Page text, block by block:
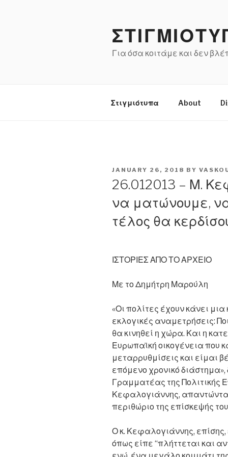
Για όσα κοιτάμε και δεν
Στιγμιότυπα About
POSTED
JANUARY 26, 2018 BY
26.012013 – Μ.
να ματώνουμε,
τέλος θα
ΙΣΤΟΡΙΕΣ ΑΠΟ ΤΟ ΑΡΧΕΙΟ
Με το Δημήτρη Μαρούλη
«Οι πολίτες έχουν κάνει
εκλογικές αναμετρήσεις:
θα κινηθεί η χώρα. Και η
Ευρωπαϊκή οικογένεια που
μεταρρυθμίσεις και είμαι
επόμενο χρονικό
Γραμματέας της Πολιτικής
Κεφαλογιάννης,
περιθώριο της επίσκεψής
Ο κ. Κεφαλογιάννης, επίσης,
όπως είπε “πλήττεται και